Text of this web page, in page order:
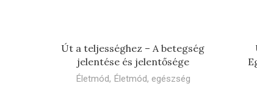
TOVÁBB
Út a teljességhez – A betegség
jelentése és jelentősége
Életmód, Életmód, egészség